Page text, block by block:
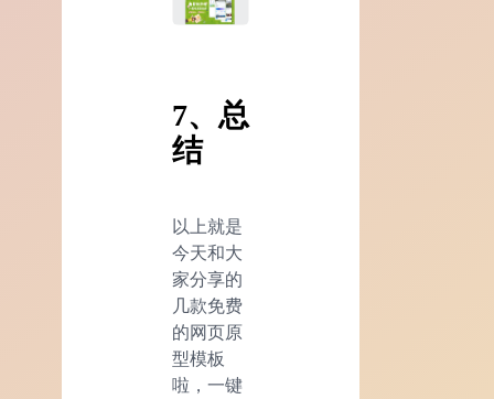
7、总
结
以上就是
今天和大
家分享的
几款免费
的网页原
型模板
啦，一键